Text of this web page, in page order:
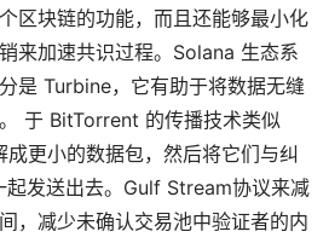
区块链的功能，而且还能够最小化
来加速共识过程。Solana 生态系
是 Turbine，它有助于将数据无缝
于 BitTorrent 的传播技术类似
更小的数据包，然后将它们与纠
发送出去。Gulf Stream协议来减
，减少未确认交易池中验证者的内